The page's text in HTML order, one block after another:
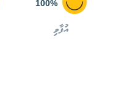
100%
އުފާވި